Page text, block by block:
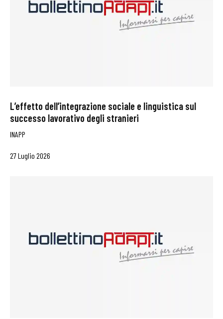
L’effetto dell’integrazione sociale e linguistica sul
successo lavorativo degli stranieri
INAPP
27 Luglio 2026